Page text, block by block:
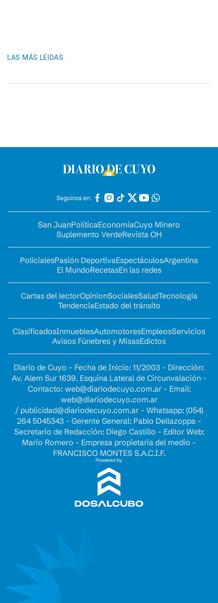
LAS MÁS LEIDAS
Seguinos en:
San JuanPolíticaEconomíaCuyo Minero
Suplemento VerdeRevista OH
PolicialesPasión DeportivaEspectáculosArgentina
El MundoRecetasEn las redes
Cartas del lectorOpinionSocialesSaludTecnología
TendenciaEstado del tránsito
ClasificadosInmueblesAutomotoresEmpleosServicios
Avisos Fúnebres y MisasEdictos
Diario de Cuyo - Fecha de Inicio: 11/2003 - Dirección:
Av. Alem Sur 1639. Esquina Lateral de Circunvalación -
Contacto: web@diariodecuyo.com.ar- Email:
web@diariodecuyo.com.ar
/ publicidad@diariodecuyo.com.ar- Whatsapp: (054)
264 5045343 - Gerente General: Pablo Dellazoppa -
Secretario de Redacción: Diego Castillo - Editor Web:
Mario Romero - Empresa propietaria del medio -
FRANCISCO MONTES S.A.C.I.F.